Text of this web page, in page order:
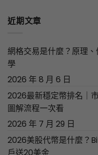
近期文章
網格交易是什麼？原理
學
2026 年 8 月 6 日
2026最新穩定幣排名｜
圖解流程一次看
2026 年 7 月 29 日
2026美股代幣是什麼？